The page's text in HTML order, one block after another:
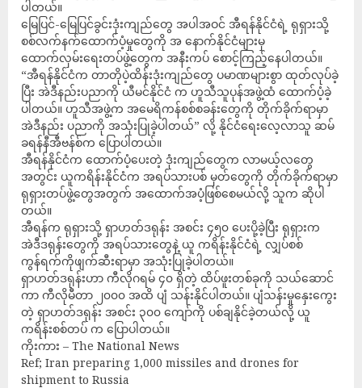
ပါတယ်။
မြေပြင်-မြေပြင်ခွင်းဒုံးကျည်တွေ အပါအဝင် အီရန်နိုင်ငံရဲ့ ရုရှားသို့
စစ်လက်နက်ထောက်ပံ့မှုတွေကို အ နောက်နိုင်ငံများမှ
ထောက်လှမ်းရေးတပ်ဖွဲ့တွေက အနီးကပ် စောင့်ကြည့်နေပါတယ်။
“အီရန်နိုင်ငံက တာတိုပဲ့ထိန်းဒုံးကျည်တွေ ပမာဏများစွာ ထုတ်လုပ်ခဲ့
ပြီး အဲဒီနည်းပညာကို ယီမင်နိုင်ငံ က ဟူသီသူပုန်အဖွဲ့ထံ ထောက်ပံ့ခဲ့
ပါတယ်။ ဟူသီအဖွဲ့က အမေရိကန်စစ်စခန်းတွေကို တိုက်ခိုက်ရာမှာ
အဲဒီနည်း ပညာကို အသုံးပြုခဲ့ပါတယ်” လို့ နိုင်ငံရေးလေ့လာသူ ဆမ်
ခရန်နီအီဗန်စ်က ပြောပါတယ်။
အီရန်နိုင်ငံက ထောက်ပံ့ပေးတဲ့ ဒုံးကျည်တွေက လာမယ့်လတွေ
အတွင်း ယူကရိန်းနိုင်ငံက အရပ်သားပစ် မှတ်တွေကို တိုက်ခိုက်ရာမှာ
ရုရှားတပ်ဖွဲ့တွေအတွက် အထောက်အပံ့ဖြစ်စေမယ်လို့ သူက ဆိုပါ
တယ်။
အီရန်က ရုရှားသို့ ရှာဟတ်ဒရုန်း အစင်း ၄၅၀ ပေးပို့ခဲ့ပြီး ရုရှားက
အဲဒီဒရုန်းတွေကို အရပ်သားတွေနဲ့ ယူ ကရိန်းနိုင်ငံရဲ့ လျှပ်စစ်
ကွန်ရက်ကိုဖျက်ဆီးရာမှာ အသုံးပြုခဲ့ပါတယ်။
ရှာဟတ်ဒရုန်းဟာ ကီလိုဂရမ် ၄၀ ရှိတဲ့ ထိပ်ဖူးတစ်ခုကို သယ်ဆောင်
ကာ ကီလိုမီတာ ၂၀၀၀ အထိ ပျံ သန်းနိုင်ပါတယ်။ ပျံသန်းမှုနှေးကွေး
တဲ့ ရှာဟတ်ဒရုန်း အစင်း ၃၀၀ ကျော်ကို ပစ်ချနိုင်ခဲ့တယ်လို့ ယူ
ကရိန်းစစ်တပ် က ပြောပါတယ်။
ကိုးကား – The National News
Ref; Iran preparing 1,000 missiles and drones for
shipment to Russia